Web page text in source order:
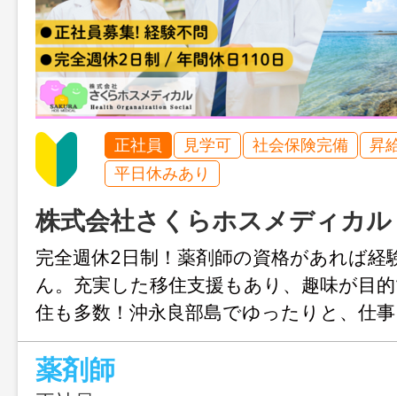
正社員 見学可 社会保険完備
昇
平日休みあり
株式会社さくらホスメディカル
完全週休2日制！薬剤師の資格があれば経
ん。充実した移住支援もあり、趣味が目
住も多数！沖永良部島でゆったりと、仕
も充実させてみませんか？
薬剤師